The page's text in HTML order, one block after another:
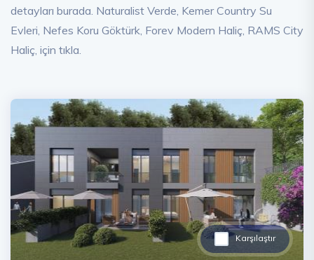
detayları burada. Naturalist Verde, Kemer Country Su
Evleri, Nefes Koru Göktürk, Forev Modern Haliç, RAMS City
Haliç, için tıkla.
Karşılaştır